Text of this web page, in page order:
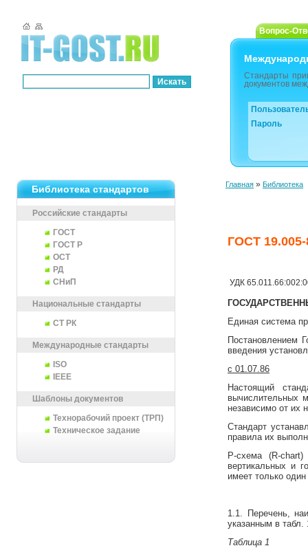
Вопрос-
Стандарты
документов
Пароль
Библиотека стандартов
Российские стандарты
ГОСТ
ГОСТ Р
ОСТ
РД
СНиП
Национальные стандарты
СТ РК
Международные стандарты
ISO
IEEE
Шаблоны документов
Технорабочий проект (ТРП)
Техническое задание
Главная » Библиотека
ГОСТ
УДК
Единая система
Постановлением
введения
с 01.07.86
Настоящий
вычислительных
независимо от их
Стандарт
правила их
Р-схема (R-
вертикальных и
имеет только
1.1. Перечень,
указанным в табл.
Таблица 1